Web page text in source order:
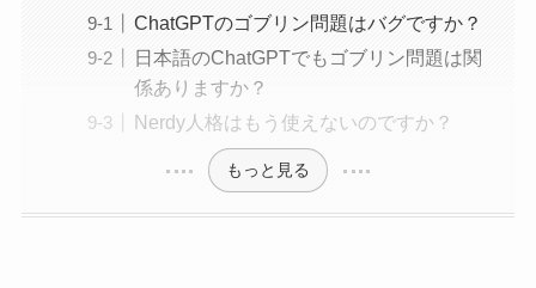
ChatGPTのゴブリン問題はバグですか？
日本語のChatGPTでもゴブリン問題は関
係ありますか？
Nerdy人格はもう使えないのですか？
もっと見る